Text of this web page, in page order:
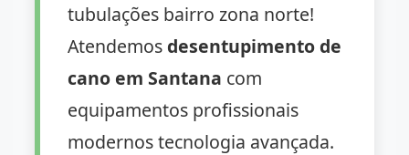
tubulações bairro zona norte!
Atendemos desentupimento de
cano em Santana com
equipamentos profissionais
modernos tecnologia avançada.